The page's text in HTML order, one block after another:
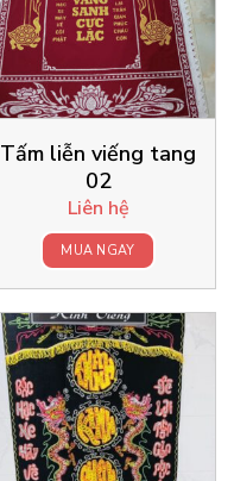
Tấm liễn viếng tang
02
Liên hệ
MUA NGAY